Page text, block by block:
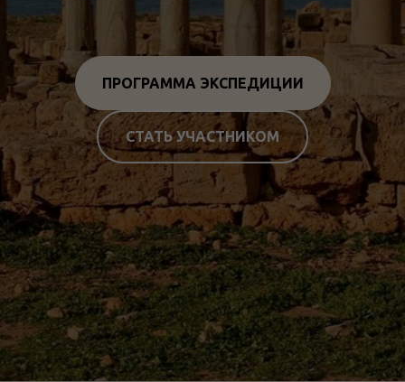
ПРОГРАММА ЭКСПЕДИЦИИ
СТАТЬ УЧАСТНИКОМ